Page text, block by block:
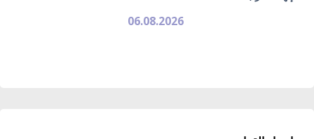
06.08.2026